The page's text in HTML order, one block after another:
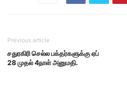
Previous article
சதுரகிரி செல்ல பக்தர்களுக்கு ஏப்
28 முதல் 4நாள் அனுமதி.